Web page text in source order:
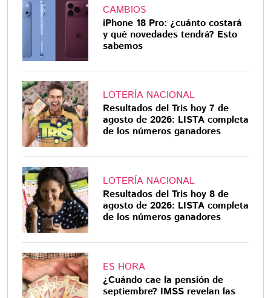
CAMBIOS
iPhone 18 Pro: ¿cuánto costará
y qué novedades tendrá? Esto
sabemos
LOTERÍA NACIONAL
Resultados del Tris hoy 7 de
agosto de 2026: LISTA completa
de los números ganadores
LOTERÍA NACIONAL
Resultados del Tris hoy 8 de
agosto de 2026: LISTA completa
de los números ganadores
ES HORA
¿Cuándo cae la pensión de
septiembre? IMSS revelan las